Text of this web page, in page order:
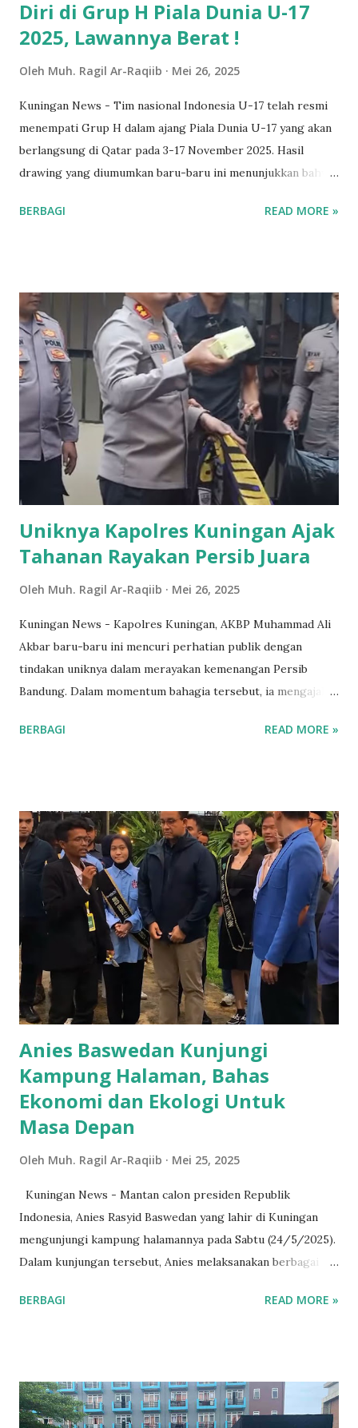
Diri di Grup H Piala Dunia U-17
2025, Lawannya Berat !
Oleh Muh. Ragil Ar-Raqiib Mei 26, 2025
Kuningan News - Tim nasional Indonesia U-17 telah resmi
menempati Grup H dalam ajang Piala Dunia U-17 yang akan
berlangsung di Qatar pada 3-17 November 2025. Hasil
drawing yang diumumkan baru-baru ini menunjukkan bahwa
Honduras, dan Zambia. Dilansir dari akun instagram Timnas
melawan Brasil tentu menjadi tantangan besar bagi skuad
Garuda Muda. Dua lawan lainnya yaitu Tim Nasional
Honduras dan Tim Nasional Zambia yang juga tidak bisa
dianggap remeh. Kedua tim tersebut memiliki kualitas yang
baik dan pengalaman di level internasional yang mumpuni.
Support dari masyarakat juga sangat penting bagi timnas
U-17. Penggemar sepak bola Indonesia diharapkan
memberikan dukungan penuh, baik secara moral maupun
dengan kehadiran mereka di stadion. Terlihat dalam ko...
BERBAGI READ MORE »
Uniknya Kapolres Kuningan Ajak
Tahanan Rayakan Persib Juara
Oleh Muh. Ragil Ar-Raqiib Mei 26, 2025
Kuningan News - Kapolres Kuningan, AKBP Muhammad Ali
Akbar baru-baru ini mencuri perhatian publik dengan
tindakan uniknya dalam merayakan kemenangan Persib
Bandung. Dalam momentum bahagia tersebut, ia mengajak
dengan memberikan makanan dan bingkisan sebagai bentuk
melawan Persis Solo pertandingan terakhir, dan Persib
sudah pasti juara sebagai bentuk rasa syukur kita saya
memberikan sedikit rezeki,” ujar Ali Akbar dilansir dari
social media polreskuningan. Perayaan ini juga menjadi
contoh bagi masyarakat tentang nilai-nilai kepedulian dan
empati. Melalui tindakan ini, Kapolres Kuningan ingin
menunjukkan bahwa penegakan hukum tidak hanya soal
disiplin, tetapi juga tentang kemanusiaan. Ini menjadi
momen yang mengharukan, di mana mereka merasakan
perhatian dari p...
BERBAGI READ MORE »
Anies Baswedan Kunjungi
Kampung Halaman, Bahas
Ekonomi dan Ekologi Untuk
Masa Depan
Oleh Muh. Ragil Ar-Raqiib Mei 25, 2025
Kuningan News - Mantan calon presiden Republik
Indonesia, Anies Rasyid Baswedan yang lahir di Kuningan
mengunjungi kampung halamannya pada Sabtu (24/5/2025).
Dalam kunjungan tersebut, Anies melaksanakan berbagai
pada isu ekonomi dan ekologi. Kegiatan ini dihadiri oleh
betapa pentingnya menjaga keseimbangan antara
pertumbuhan ekonomi dan perlindungan lingkungan. "Kita
BERBAGI READ MORE »